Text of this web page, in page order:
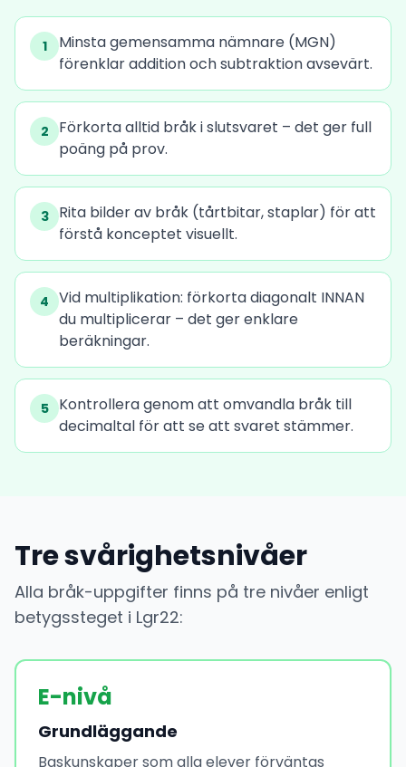
1
Minsta gemensamma nämnare (MGN)
förenklar addition och subtraktion avsevärt.
2
Förkorta alltid bråk i slutsvaret – det ger full
poäng på prov.
3
Rita bilder av bråk (tårtbitar, staplar) för att
förstå konceptet visuellt.
4 Vid multiplikation: förkorta diagonalt INNAN
du multiplicerar – det ger enklare
beräkningar.
5
Kontrollera genom att omvandla bråk till
decimaltal för att se att svaret stämmer.
Tre svårighetsnivåer
Alla bråk-uppgifter finns på tre nivåer enligt
betygssteget i Lgr22:
E-nivå
Grundläggande
Baskunskaper som alla elever förväntas